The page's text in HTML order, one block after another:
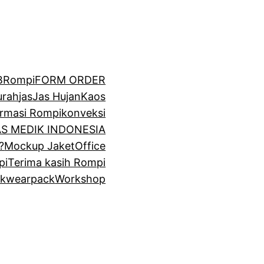
FORM ORDER
jasJas HujanKaos
Rompikonveksi
MEDIK INDONESIA
Mockup JaketOffice
Terima kasih Rompi
wearpackWorkshop